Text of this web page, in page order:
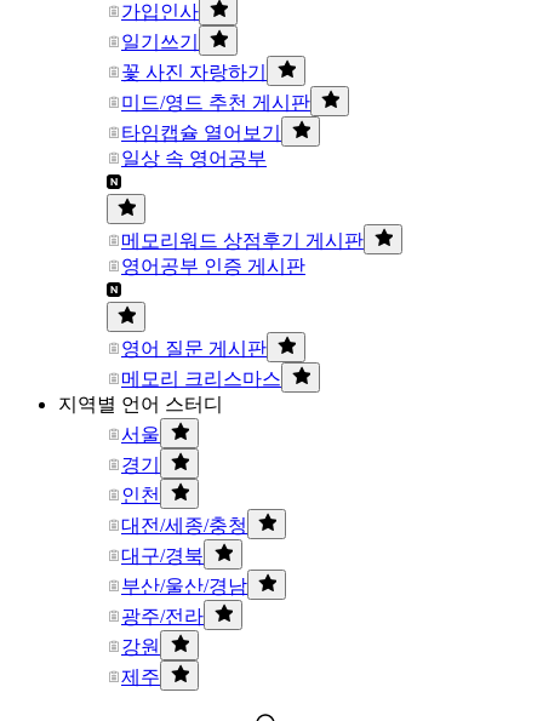
가입인사
일기쓰기
꽃 사진 자랑하기
미드/영드 추천 게시판
타임캡슐 열어보기
일상 속 영어공부
메모리워드 상점후기 게시판
영어공부 인증 게시판
영어 질문 게시판
메모리 크리스마스
지역별 언어 스터디
서울
경기
인천
대전/세종/충청
대구/경북
부산/울산/경남
광주/전라
강원
제주